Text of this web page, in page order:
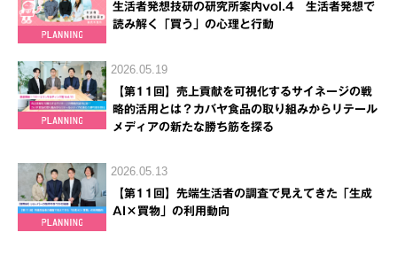
生活者発想技研の研究所案内vol.4 生活者発想で
読み解く「買う」の心理と行動
2026.05.19
【第11回】売上貢献を可視化するサイネージの戦
略的活用とは？カバヤ食品の取り組みからリテール
メディアの新たな勝ち筋を探る
2026.05.13
【第11回】先端生活者の調査で見えてきた「生成
AI×買物」の利用動向